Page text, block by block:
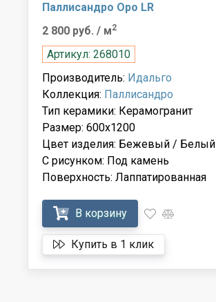
Паллисандро Оро LR
2 800 руб. / м2
Артикул: 268010
Производитель: Идальго
Коллекция: Паллисандро
Тип керамики: Керамогранит
Размер: 600x1200
Цвет изделия: Бежевый / Белый
С рисунком: Под камень
Поверхность: Лаппатированная
В корзину
Купить в 1 клик